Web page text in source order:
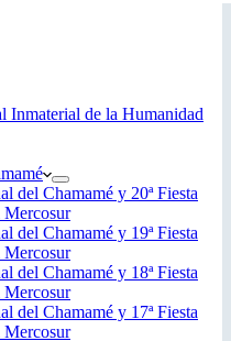
Inmaterial de la Humanidad
del Chamamé y 20ª Fiesta
Mercosur
del Chamamé y 19ª Fiesta
Mercosur
del Chamamé y 18ª Fiesta
Mercosur
del Chamamé y 17ª Fiesta
Mercosur